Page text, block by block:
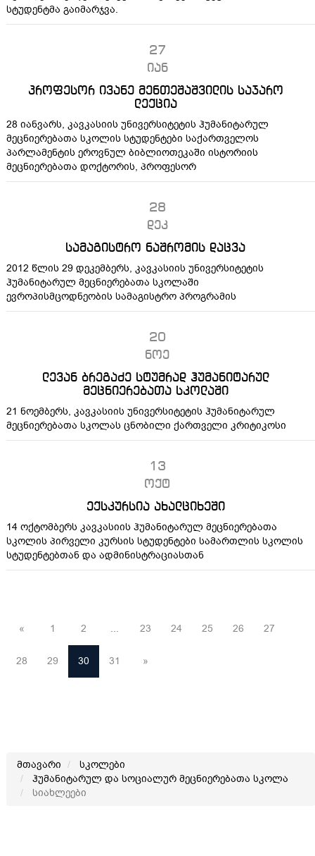
სტუდენტმა გაიმარჯვა.
27
იან
პროფესორ ივანე მენთეშაშვილის საჯარო
ლექცია
28 იანვარს, კავკასიის უნივერსიტეტის ჰუმანიტარულ
მეცნიერებათა სკოლის სტუდენტები საქართველოს
პარლამენტის ეროვნულ ბიბლიოთეკაში ისტორიის
მეცნიერებათა დოქტორის, პროფესორ
28
დეკ
სამაგისტრო ნაშრომის დაცვა
2012 წლის 29 დეკემბერს, კავკასიის უნივერსიტეტის
ჰუმანიტარულ მეცნიერებათა სკოლაში
ევროპისმცოდნეობის სამაგისტრო პროგრამის
20
ნოე
ლევან ბრეგაძე სტუმრად ჰუმანიტარულ
მეცნიერებათა სკოლაში
21 ნოემბერს, კავკასიის უნივერსიტეტის ჰუმანიტარულ
მეცნიერებათა სკოლას ცნობილი ქართველი კრიტიკოსი
13
ოქტ
ექსკურსია ახალციხეში
14 ოქტომბერს კავკასიის ჰუმანიტარულ მეცნიერებათა
სკოლის პირველი კურსის სტუდენტები სამართლის სკოლის
სტუდენტებთან და ადმინისტრაციასთან
« 1 2 ... 23 24 25 26 27
28 29 30 31 »
მთავარი
სკოლები
ჰუმანიტარულ და სოციალურ მეცნიერებათა სკოლა
სიახლეები